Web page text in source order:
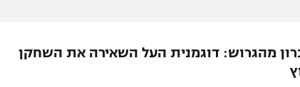
מכבי תל אביב
מהגרוש: דוגמנית העל השאירה את השחקן